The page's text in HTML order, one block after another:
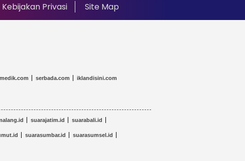
Kebijakan Privasi Site Map
serbada.com iklandisini.com
suarajatim.id suarabali.id
suarasumbar.id suarasumsel.id